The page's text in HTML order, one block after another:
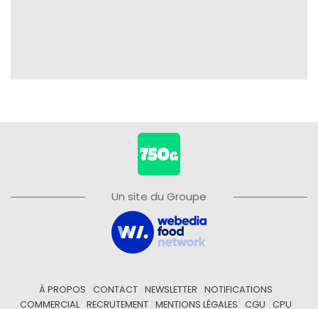
Un site du Groupe
À PROPOS CONTACT NEWSLETTER
NOTIFICATIONS
COMMERCIAL
RECRUTEMENT MENTIONS LÉGALES CGU CPU